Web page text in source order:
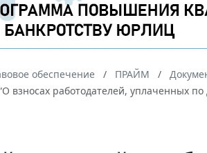
обеспечение ПРАЙМ
работодателей, уплаченных